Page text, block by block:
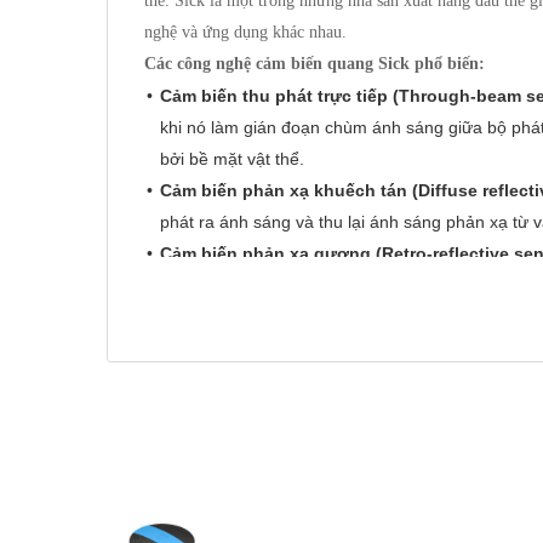
nghệ và ứng dụng khác nhau.
Các công nghệ cảm biến quang Sick phổ biến:
Cảm biến thu phát trực tiếp (Through-beam
khi nó làm gián đoạn chùm ánh sáng giữa bộ
bởi bề mặt vật thể.
Cảm biến phản xạ khuếch tán (Diffuse
phát ra ánh sáng và thu lại ánh sáng phản xạ từ
Cảm biến phản xạ gương (Retro-reflective
gương. Loại cảm biến này có tầm phát hiện xa
Cảm biến sợi quang (Fiber optic sensors):